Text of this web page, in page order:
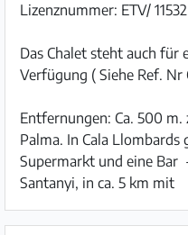
Lizenznummer: ETV/
Das Chalet steht auch
Verfügung ( Siehe Ref. Nr
Entfernungen: Ca. 500 m.
Palma. In Cala
Supermarkt und eine
Santanyi, in ca. 5 km mit